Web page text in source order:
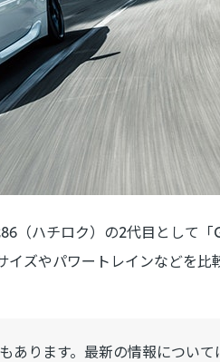
（ハチロク）の2代目として
ズやパワートレインなどを比
ります。最新の情報につい